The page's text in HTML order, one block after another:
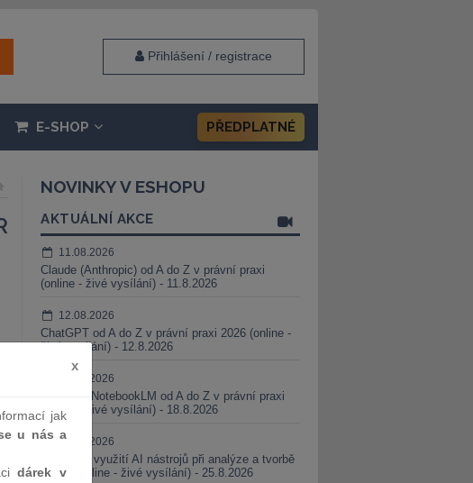
Přihlášení / registrace
E-SHOP PŘEDPLATNÉ
NOVINKY V ESHOPU
AKTUÁLNÍ AKCE
11.08.2026
Claude (Anthropic) od A do Z v právní praxi
(online - živé vysílání) - 11.8.2026
12.08.2026
ChatGPT od A do Z v právní praxi 2026 (online -
živé vysílání) - 12.8.2026
18.08.2026
Gemini a NotebookLM od A do Z v právní praxi
(online - živé vysílání) - 18.8.2026
25.08.2026
Praktické využití AI nástrojů při analýze a tvorbě
smluv (online - živé vysílání) - 25.8.2026
x
jak
u nás a
dárek v